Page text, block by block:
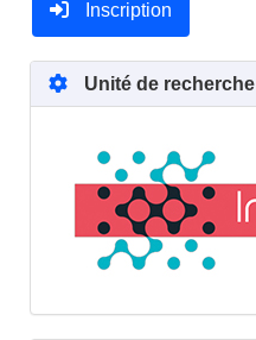
Inscription
Unité de recherche